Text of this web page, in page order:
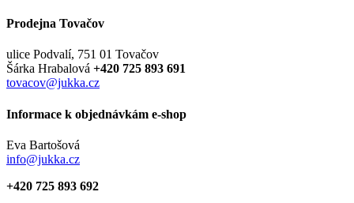
Prodejna Tovačov
ulice Podvalí, 751 01 Tovačov
Šárka Hrabalová +420 725 893 691
tovacov@jukka.cz
Informace k objednávkám e-shop
Eva Bartošová
info@jukka.cz
+420 725 893 692